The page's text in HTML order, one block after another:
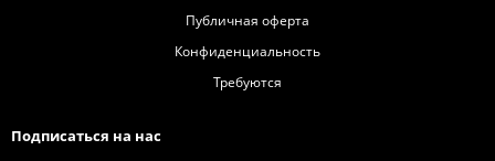
Публичная оферта
Конфиденциальность
Требуются
Подписаться на нас